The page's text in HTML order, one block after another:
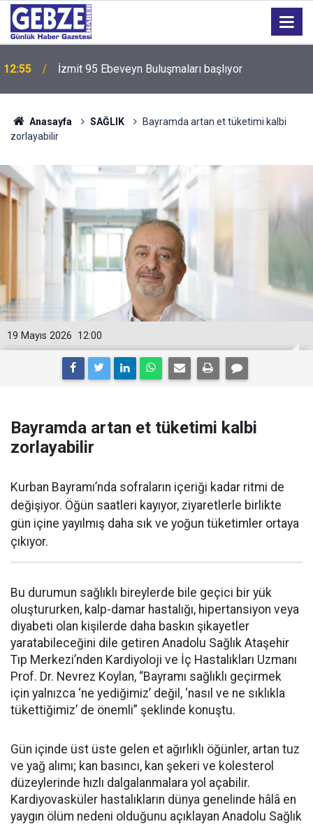
12:55 İzmit 95 Ebeveyn Buluşmaları başlıyor
Anasayfa SAĞLIK
Bayramda artan et tüketimi kalbi
zorlayabilir
12:00
19 Mayıs 2026
Bayramda artan et tüketimi kalbi
zorlayabilir
Kurban Bayramı’nda sofraların içeriği kadar ritmi de
değişiyor. Öğün saatleri kayıyor, ziyaretlerle birlikte
gün içine yayılmış daha sık ve yoğun tüketimler ortaya
çıkıyor.
Bu durumun sağlıklı bireylerde bile geçici bir yük
oluştururken, kalp-damar hastalığı, hipertansiyon veya
diyabeti olan kişilerde daha baskın şikayetler
yaratabileceğini dile getiren Anadolu Sağlık Ataşehir
Tıp Merkezi’nden Kardiyoloji ve İç Hastalıkları Uzmanı
Prof. Dr. Nevrez Koylan, “Bayramı sağlıklı geçirmek
için yalnızca ‘ne yediğimiz’ değil, ‘nasıl ve ne sıklıkla
tükettiğimiz’ de önemli” şeklinde konuştu.
Gün içinde üst üste gelen et ağırlıklı öğünler, artan tuz
ve yağ alımı; kan basıncı, kan şekeri ve kolesterol
düzeylerinde hızlı dalgalanmalara yol açabilir.
Kardiyovasküler hastalıkların dünya genelinde hâlâ en
yaygın ölüm nedeni olduğunu açıklayan Anadolu Sağlık